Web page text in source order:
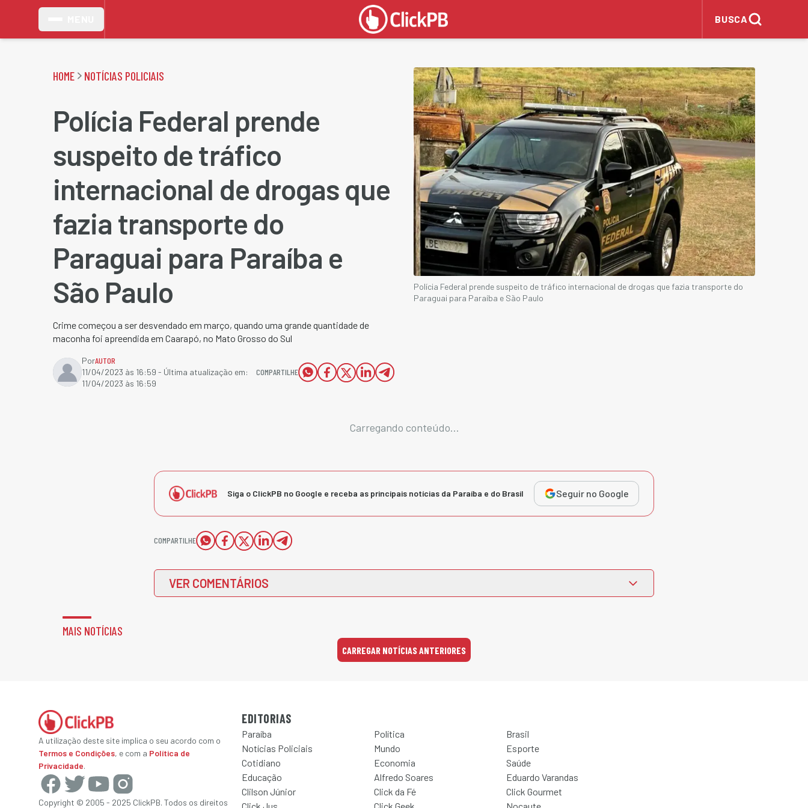
BUSCA
HOME NOTÍCIAS POLICIAIS
Polícia Federal prende
suspeito de tráfico
internacional de drogas que
fazia transporte do
Paraguai para Paraíba e
São Paulo
Crime começou a ser desvendado em março, quando uma grande quantidade de
maconha foi apreendida em Caarapó, no Mato Grosso do Sul
PorAUTOR
11/04/2023 às 16:59 - Última atualização em:
11/04/2023 às 16:59
COMPARTILHE
Polícia Federal prende suspeito de tráfico internacional de drogas que fazia transporte do
Paraguai para Paraíba e São Paulo
Carregando conteúdo...
Siga o ClickPB no Google e receba as principais notícias da Paraíba e do Brasil Seguir no Google
COMPARTILHE
VER COMENTÁRIOS
MAIS NOTÍCIAS
CARREGAR NOTÍCIAS ANTERIORES
A utilização deste site implica o seu acordo com o
Termos e Condições, e com a Política de
Privacidade.
Copyright © 2005 - 2025 ClickPB. Todos os direitos
EDITORIAS
Paraíba Política
Brasil
Notícias Policiais
Mundo
Esporte
Cotidiano
Economia
Saúde
Educação
Alfredo Soares
Eduardo Varandas
Clilson Júnior
Click da Fé
Click Gourmet